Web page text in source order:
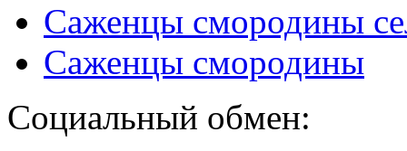
Саженцы смородины
Саженцы смородины
Социальный обмен: